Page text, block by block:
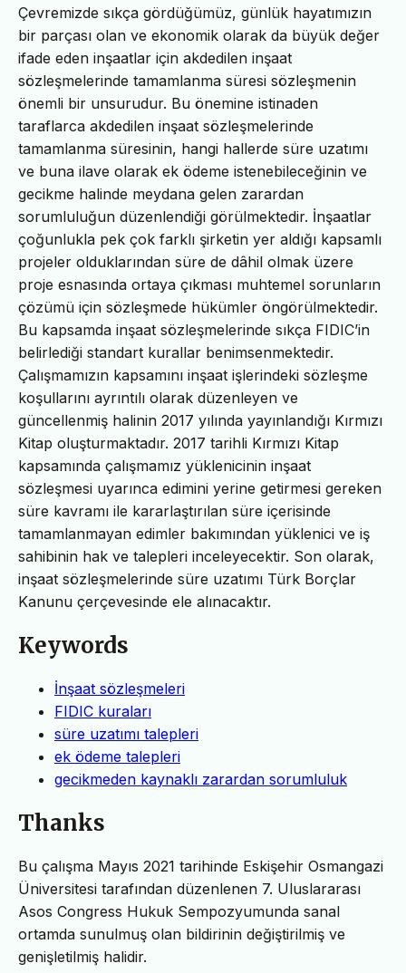
Çevremizde sıkça gördüğümüz, günlük hayatımızın
bir parçası olan ve ekonomik olarak da büyük değer
ifade eden inşaatlar için akdedilen inşaat
sözleşmelerinde tamamlanma süresi sözleşmenin
önemli bir unsurudur. Bu önemine istinaden
taraflarca akdedilen inşaat sözleşmelerinde
tamamlanma süresinin, hangi hallerde süre uzatımı
ve buna ilave olarak ek ödeme istenebileceğinin ve
gecikme halinde meydana gelen zarardan
sorumluluğun düzenlendiği görülmektedir. İnşaatlar
çoğunlukla pek çok farklı şirketin yer aldığı kapsamlı
projeler olduklarından süre de dâhil olmak üzere
proje esnasında ortaya çıkması muhtemel sorunların
çözümü için sözleşmede hükümler öngörülmektedir.
Bu kapsamda inşaat sözleşmelerinde sıkça FIDIC’in
belirlediği standart kurallar benimsenmektedir.
Çalışmamızın kapsamını inşaat işlerindeki sözleşme
koşullarını ayrıntılı olarak düzenleyen ve
güncellenmiş halinin 2017 yılında yayınlandığı Kırmızı
Kitap oluşturmaktadır. 2017 tarihli Kırmızı Kitap
kapsamında çalışmamız yüklenicinin inşaat
sözleşmesi uyarınca edimini yerine getirmesi gereken
süre kavramı ile kararlaştırılan süre içerisinde
tamamlanmayan edimler bakımından yüklenici ve iş
sahibinin hak ve talepleri inceleyecektir. Son olarak,
inşaat sözleşmelerinde süre uzatımı Türk Borçlar
Kanunu çerçevesinde ele alınacaktır.
Keywords
İnşaat sözleşmeleri
FIDIC kuraları
süre uzatımı talepleri
ek ödeme talepleri
gecikmeden kaynaklı zarardan sorumluluk
Thanks
Bu çalışma Mayıs 2021 tarihinde Eskişehir Osmangazi
Üniversitesi tarafından düzenlenen 7. Uluslararası
Asos Congress Hukuk Sempozyumunda sanal
ortamda sunulmuş olan bildirinin değiştirilmiş ve
genişletilmiş halidir.